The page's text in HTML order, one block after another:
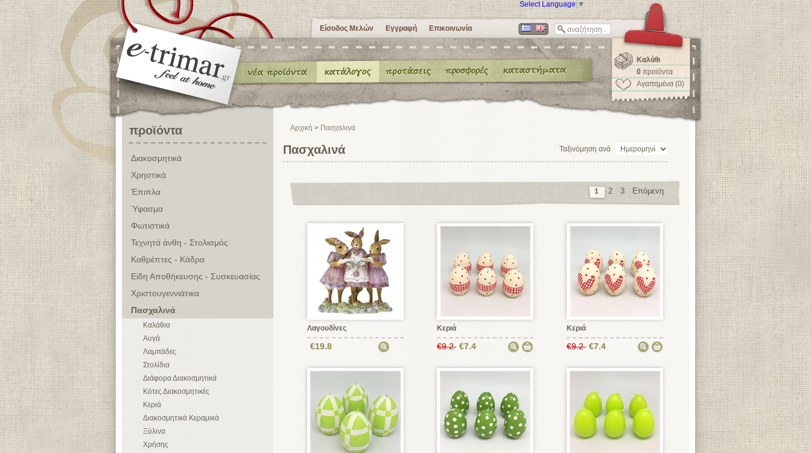
Select Language ▼
Είσοδος Μελών Εγγραφή Επικοινωνία
Καλάθι
0 προϊόντα
Αγαπημένα (0)
προϊόντα
Διακοσμητικά
Χρηστικά
Έπιπλα
Ύφασμα
Φωτιστικά
Τεχνητά άνθη - Στολισμός
Καθρέπτες - Κάδρα
Είδη Αποθήκευσης - Συσκευασίας
Χριστουγεννιάτικα
Πασχαλινά
Καλάθια
Αυγά
Λαμπάδες
Στολίδια
Διάφορα Διακοσμητικά
Κότες Διακοσμητικές
Κεριά
Διακοσμητικά Κεραμικά
Ξύλινα
Χρήσης
Αρχική > Πασχαλινά
Πασχαλινά Ταξινόμηση ανά
1 2 3 Επόμενη
Λαγουδίνες
€19.8
Κεριά
€9.2 €7.4
Κεριά
€9.2 €7.4